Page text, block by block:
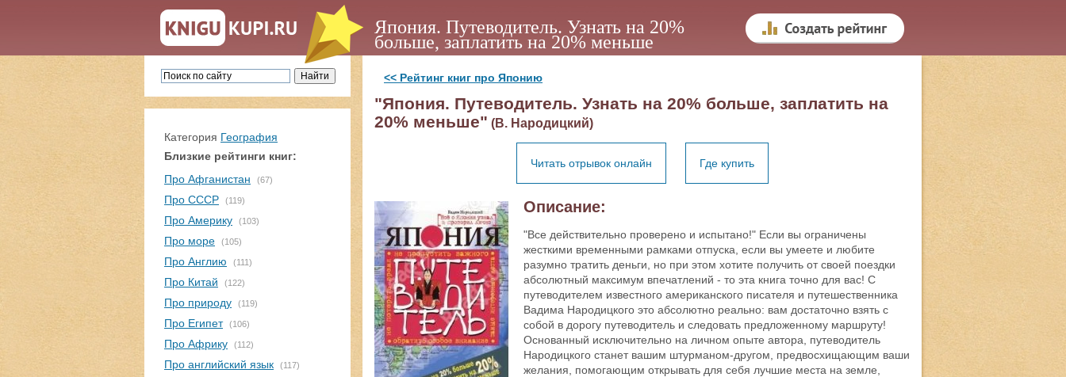
Япония. Путеводитель. Узнать на 20%
больше, заплатить на 20% меньше
Категория География
Близкие рейтинги книг:
Про Афганистан
(67)
Про СССР (119)
Про Америку (103)
Про море (105)
Про Англию (111)
Про Китай (122)
Про природу (119)
Про Египет (106)
Про Африку (112)
Про английский язык (117)
<< Рейтинг книг про Японию
"Япония. Путеводитель. Узнать на 20% больше, заплатить на
20% меньше" (В. Народицкий)
Читать отрывок онлайн Где купить
Описание:
"Все действительно проверено и испытано!" Если вы ограничены
жесткими временными рамками отпуска, если вы умеете и любите
разумно тратить деньги, но при этом хотите получить от своей поездки
абсолютный максимум впечатлений - то эта книга точно для вас! С
путеводителем известного американского писателя и путешественника
Вадима Народицкого это абсолютно реально: вам достаточно взять с
собой в дорогу путеводитель и следовать предложенному маршруту!
Основанный исключительно на личном опыте автора, путеводитель
Народицкого станет вашим штурманом-другом, предвосхищающим ваши
желания, помогающим открывать для себя лучшие места на земле,